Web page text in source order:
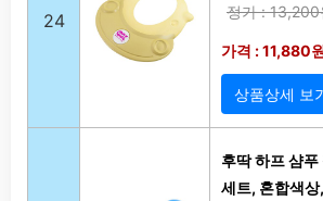
24 정가 : 13,200
가격 : 11,880
상품상세 보
후딱 하프 샴
세트, 혼합색상